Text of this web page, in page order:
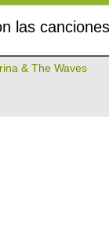
las
& The Waves